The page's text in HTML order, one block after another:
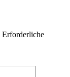
Erforderliche